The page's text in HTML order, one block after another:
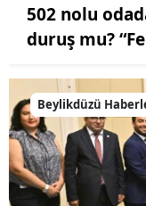
502 nolu
duruş mu?
Beylikdüzü